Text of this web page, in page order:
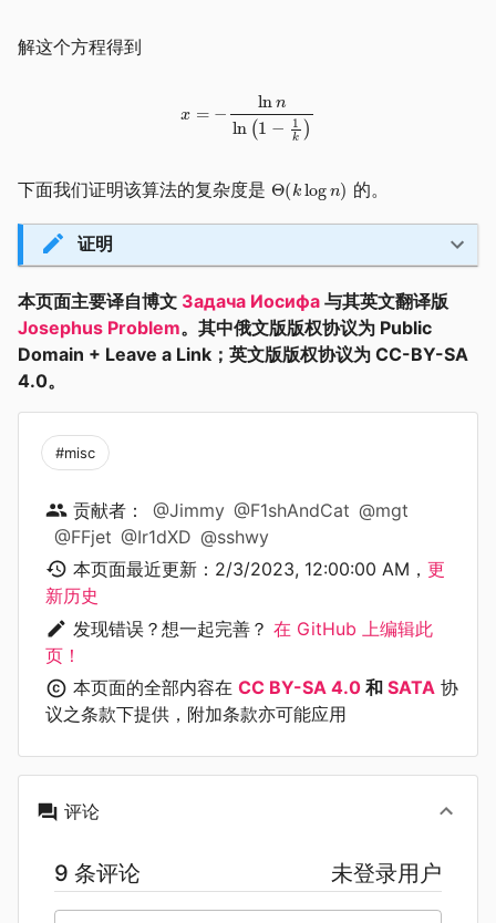
解这个方程得到
下面我们证明该算法的复杂度是 的。
证明
本页面主要译自博文 Задача Иосифа 与其英文翻译版
Josephus Problem。其中俄文版版权协议为 Public
Domain + Leave a Link；英文版版权协议为 CC-BY-SA
4.0。
#misc
贡献者： @Jimmy @F1shAndCat @mgt
@FFjet @Ir1dXD @sshwy
本页面最近更新： 2/3/2023, 12:00:00 AM ， 更
新历史
发现错误？想一起完善？ 在 GitHub 上编辑此
页！
本页面的全部内容在 CC BY-SA 4.0 和 SATA 协
议之条款下提供，附加条款亦可能应用
评论
9 条评论 未登录用户